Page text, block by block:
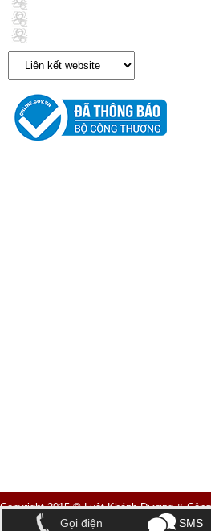
Copyright 2015 © Luật Khánh Dương &
by Nina Co.,Ltd
Gọi điện SMS